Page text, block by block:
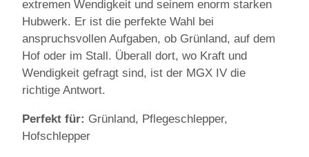
extremen Wendigkeit und seinem enorm starken
Hubwerk. Er ist die perfekte Wahl bei
anspruchsvollen Aufgaben, ob Grünland, auf dem
Hof oder im Stall. Überall dort, wo Kraft und
Wendigkeit gefragt sind, ist der MGX IV die
richtige Antwort.
Perfekt für: Grünland, Pflegeschlepper,
Hofschlepper